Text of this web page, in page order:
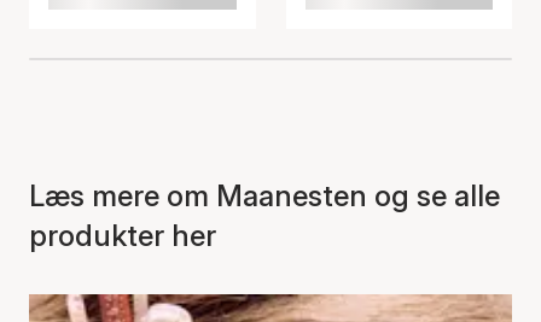
Læs mere om Maanesten og se alle
produkter her